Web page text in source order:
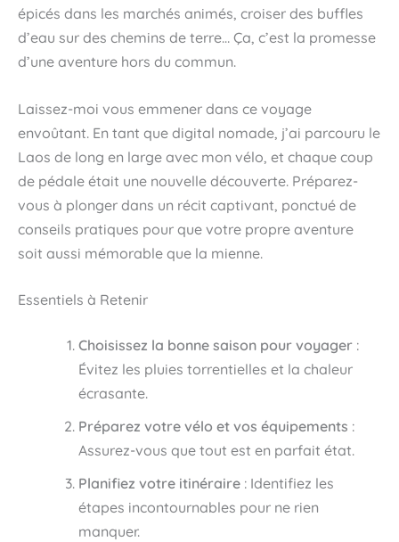
épicés dans les marchés animés, croiser des buffles
d’eau sur des chemins de terre… Ça, c’est la promesse
d’une aventure hors du commun.
Laissez-moi vous emmener dans ce voyage
envoûtant. En tant que digital nomade, j’ai parcouru le
Laos de long en large avec mon vélo, et chaque coup
de pédale était une nouvelle découverte. Préparez-
vous à plonger dans un récit captivant, ponctué de
conseils pratiques pour que votre propre aventure
soit aussi mémorable que la mienne.
Essentiels à Retenir
Choisissez la bonne saison pour voyager :
Évitez les pluies torrentielles et la chaleur
écrasante.
Préparez votre vélo et vos équipements :
Assurez-vous que tout est en parfait état.
Planifiez votre itinéraire : Identifiez les
étapes incontournables pour ne rien
manquer.